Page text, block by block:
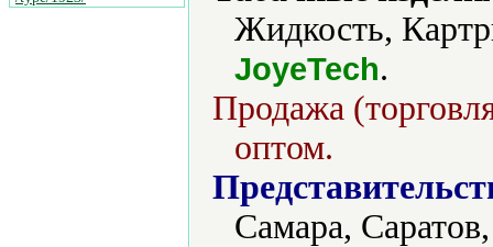
Жидкость,
JoyeTech.
Продажа
оптом.
Самара,